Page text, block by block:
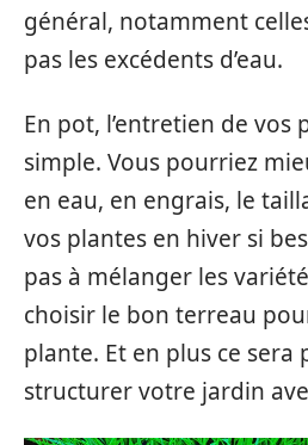
général, notamment
pas les excédents d’eau.
En pot, l’entretien de vos
simple. Vous pourriez
en eau, en engrais, le
vos plantes en hiver si
pas à mélanger les
choisir le bon terreau
plante. Et en plus ce sera
structurer votre jardin